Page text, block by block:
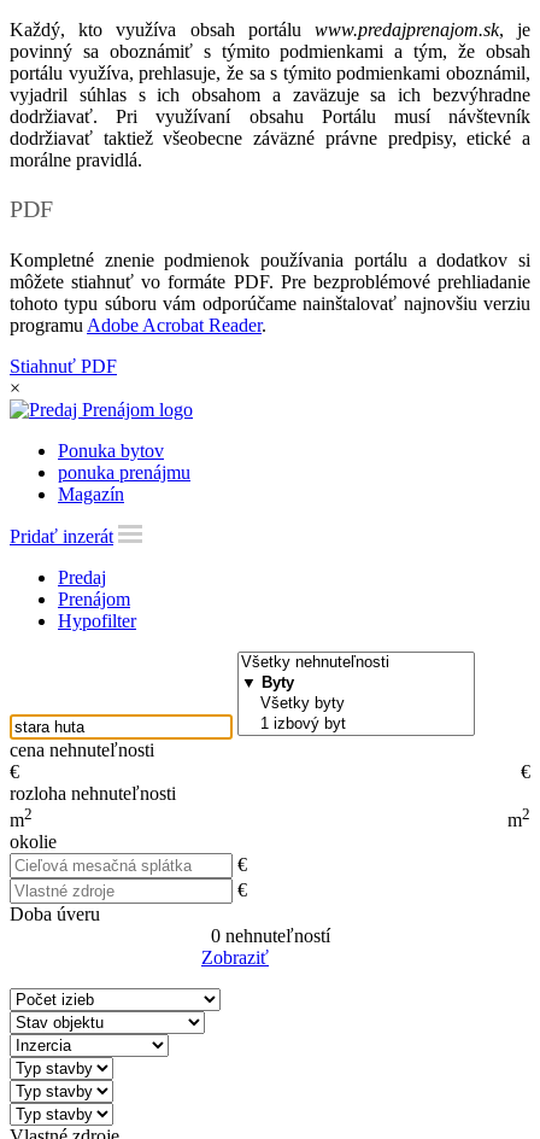
Každý, kto využíva obsah portálu www.predajprenajom.sk, je
povinný sa oboznámiť s týmito podmienkami a tým, že obsah
portálu využíva, prehlasuje, že sa s týmito podmienkami oboznámil,
vyjadril súhlas s ich obsahom a zaväzuje sa ich bezvýhradne
dodržiavať. Pri využívaní obsahu Portálu musí návštevník
dodržiavať taktiež všeobecne záväzné právne predpisy, etické a
morálne pravidlá.
PDF
Kompletné znenie podmienok používania portálu a dodatkov si
môžete stiahnuť vo formáte PDF. Pre bezproblémové prehliadanie
tohoto typu súboru vám odporúčame nainštalovať najnovšiu verziu
programu Adobe Acrobat Reader.
Stiahnuť PDF
×
Ponuka bytov
ponuka prenájmu
Magazín
Pridať inzerát
Predaj
Prenájom
Hypofilter
cena nehnuteľnosti
€
€
rozloha nehnuteľnosti
m2 m2
okolie
€
€
Doba úveru
0nehnuteľností
Zobraziť